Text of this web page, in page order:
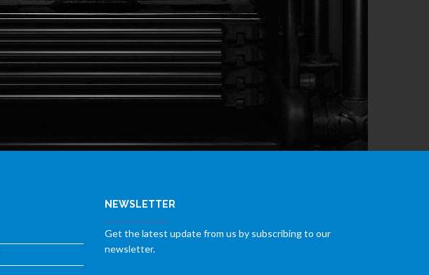
NEWSLETTER
Get the latest update from us by subscribing to our
newsletter.